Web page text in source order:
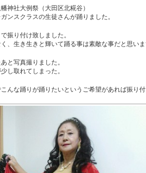
神社大例祭（大田区北糀谷）
ンスクラスの生徒さんが踊りました。
振り付け致しました。
、生き生きと輝いて踊る事は素敵な事だと思い
と写真撮りました。
し取れてしまった。
んな踊りが踊りたいというご希望があれば振り